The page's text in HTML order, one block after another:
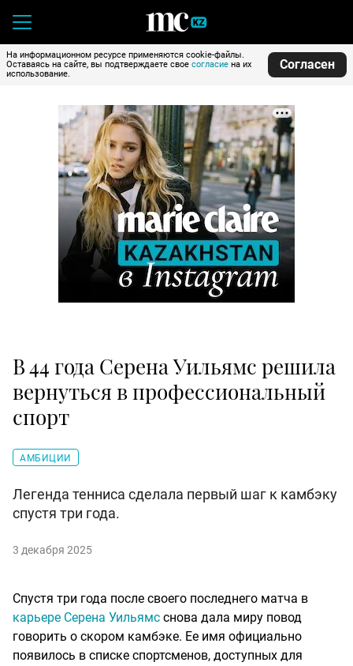
На информационном ресурсе применяются cookie-файлы.
Оставаясь на сайте, вы подтверждаете свое согласие на их
использование.
Согласен
В 44 года Серена Уильямс решила
вернуться в профессиональный
спорт
АМБИЦИИ
Легенда тенниса сделала первый шаг к камбэку
спустя три года.
3 декабря 2025
Спустя три года после своего последнего матча в
карьере Серена Уильямс снова дала миру повод
говорить о скором камбэке. Ее имя официально
появилось в списке спортсменов, доступных для